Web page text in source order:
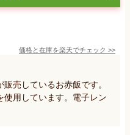
価格と在庫を楽天でチェック >>
売しているお赤飯です。
使用しています。電子レン